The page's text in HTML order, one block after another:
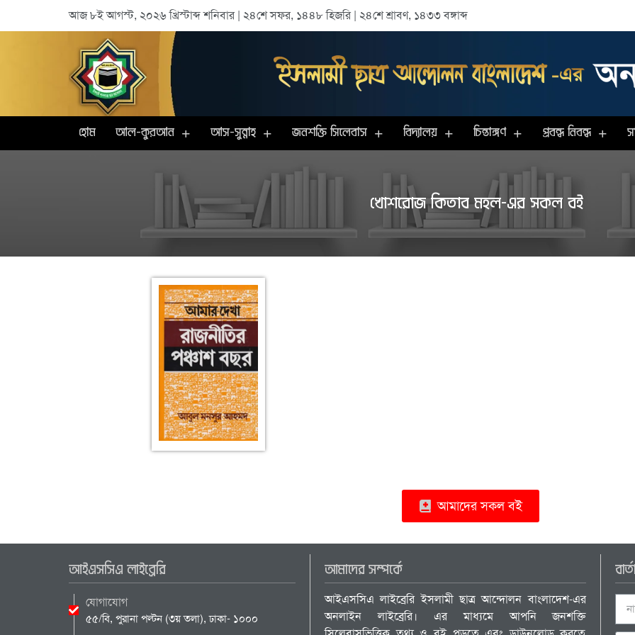
আজ ৮ই আগস্ট, ২০২৬ খ্রিস্টাব্দ শনিবার | ২৪শে সফর, ১৪৪৮ হিজরি | ২৪শে শ্রাবণ, ১৪৩৩ বঙ্গাব্দ
হোম আল-কুরআন আস-সুন্নাহ জনশক্তি সিলেবাস বিদ্যালয় চিন্তাঙ্গণ প্রবন্ধ নিবন্ধ
খোশরোজ কিতাব মহল-এর সকল বই
আমাদের সকল বই
আইএসসিএ লাইব্রেরি
যোগাযোগ
৫৫/বি, পুরানা পল্টন (৩য় তলা), ঢাকা- ১০০০
আমাদের সম্পর্কে
আইএসসিএ লাইব্রেরি ইসলামী ছাত্র আন্দোলন বাংলাদেশ-এর
অনলাইন লাইব্রেরি। এর মাধ্যমে আপনি জনশক্তি